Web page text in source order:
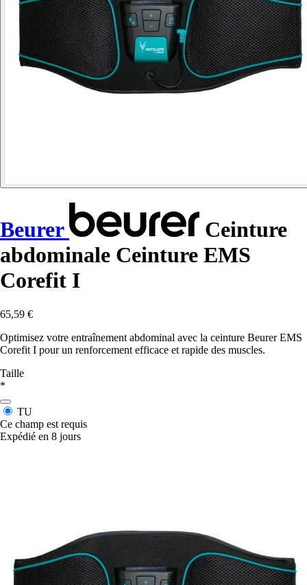
Beurer
Ceinture
abdominale Ceinture EMS
Corefit I
65,59 €
Optimisez votre entraînement abdominal avec la ceinture Beurer EMS
Corefit I pour un renforcement efficace et rapide des muscles.
Taille
*
TU
Ce champ est requis
Expédié en 8 jours